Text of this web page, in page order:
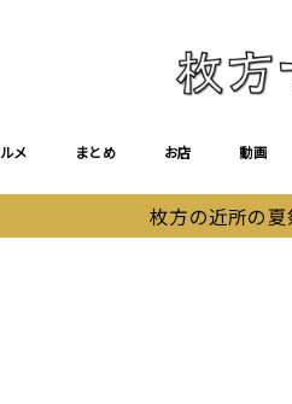
メ まとめ お店 動画
枚方の近所の